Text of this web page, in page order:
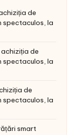
de
spectaculos, la
de
spectaculos, la
de
spectaculos, la
smart